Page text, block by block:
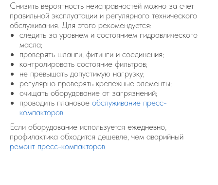
Снизить вероятность неисправностей можно за счет
правильной эксплуатации и регулярного технического
обслуживания. Для этого рекомендуется:
следить за уровнем и состоянием гидравлического
масла;
проверять шланги, фитинги и соединения;
контролировать состояние фильтров;
не превышать допустимую нагрузку;
регулярно проверять крепежные элементы;
очищать оборудование от загрязнений;
проводить плановое обслуживание пресс-
компакторов.
Если оборудование используется ежедневно,
профилактика обходится дешевле, чем аварийный
ремонт пресс-компакторов.